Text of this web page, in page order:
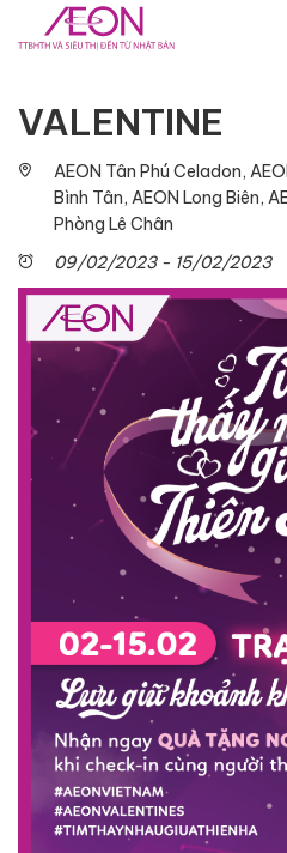
Khuyến mãi & Sự kiện
VALENTINE
AEON Tân Phú Celadon,
Bình Tân, AEON Long Biên,
Phòng Lê Chân
09/02/2023 - 15/02/2023